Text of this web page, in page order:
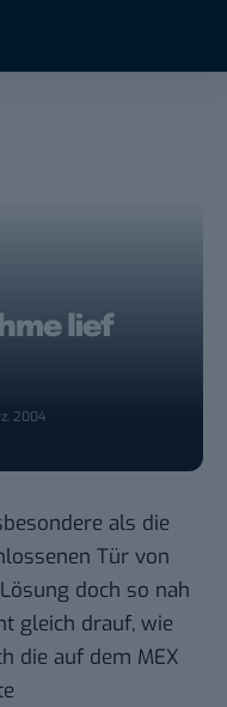
lief
2004
als die
Tür von
doch so nah
gleich drauf, wie
die auf dem MEX